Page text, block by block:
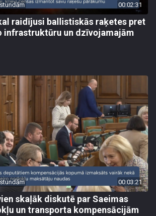
00:02:31
raidījusi ballistiskās raķetes pret
infrastruktūru un dzīvojamajām
00:03:21
skaļāk diskutē par Saeimas
un transporta kompensācijām